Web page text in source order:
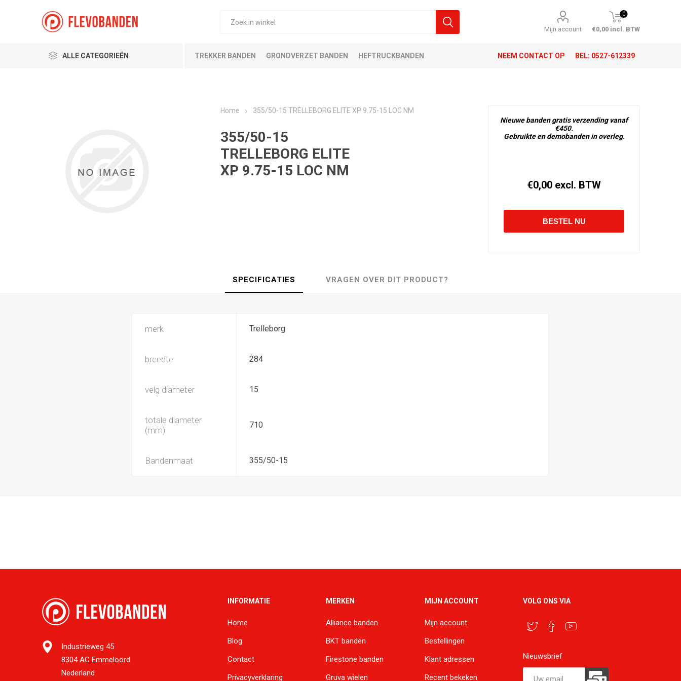
Mijn account
0
€0,00 incl. BTW
ALLE CATEGORIEËN TREKKER BANDEN GRONDVERZET BANDEN HEFTRUCKBANDEN NEEM CONTACT OP BEL: 0527-612339
Home 355/50-15 TRELLEBORG ELITE XP 9.75-15 LOC NM
355/50-15
TRELLEBORG ELITE
XP 9.75-15 LOC NM
Nieuwe banden gratis verzending vanaf
€450.
Gebruikte en demobanden in overleg.
€0,00 excl. BTW
SPECIFICATIES VRAGEN OVER DIT PRODUCT?
merk Trelleborg
breedte 284
velg diameter 15
totale diameter
(mm)
710
Bandenmaat 355/50-15
Industrieweg 45
8304 AC Emmeloord
Nederland
INFORMATIE
Home
Blog
Contact
Privacyverklaring
MERKEN
Alliance banden
BKT banden
Firestone banden
Gruva wielen
MIJN ACCOUNT
Mijn account
Bestellingen
Klant adressen
Recent bekeken
VOLG ONS VIA
Nieuwsbrief